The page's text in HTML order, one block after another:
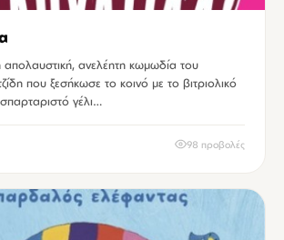
ανελέητη κωμωδία του
που ξεσήκωσε το κοινό με το βιτριολικό
γέλι…
98 προβολές